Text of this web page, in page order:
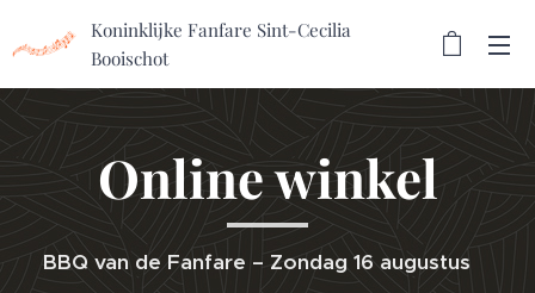
Koninklijke Fanfare Sint-Cecilia
Booischot
Online winkel
🔥 BBQ van de Fanfare – Zondag 16 augustus 🔥